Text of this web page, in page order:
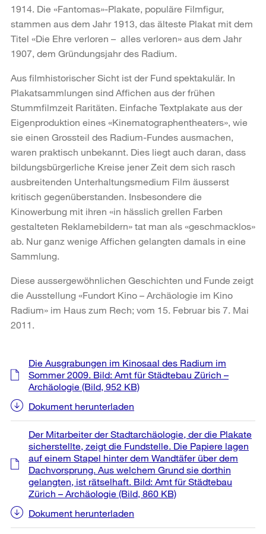
1914. Die «Fantomas»-Plakate, populäre Filmfigur,
stammen aus dem Jahr 1913, das älteste Plakat mit dem
Titel «Die Ehre verloren – alles verloren» aus dem Jahr
1907, dem Gründungsjahr des Radium.
Aus filmhistorischer Sicht ist der Fund spektakulär. In
Plakatsammlungen sind Affichen aus der frühen
Stummfilmzeit Raritäten. Einfache Textplakate aus der
Eigenproduktion eines «Kinematographentheaters», wie
sie einen Grossteil des Radium-Fundes ausmachen,
waren praktisch unbekannt. Dies liegt auch daran, dass
bildungsbürgerliche Kreise jener Zeit dem sich rasch
ausbreitenden Unterhaltungsmedium Film äusserst
kritisch gegenüberstanden. Insbesondere die
Kinowerbung mit ihren «in hässlich grellen Farben
gestalteten Reklamebildern» tat man als «geschmacklos»
ab. Nur ganz wenige Affichen gelangten damals in eine
Sammlung.
Diese aussergewöhnlichen Geschichten und Funde zeigt
die Ausstellung «Fundort Kino – Archäologie im Kino
Radium» im Haus zum Rech; vom 15. Februar bis 7. Mai
2011.
Weitere
Informationen
Die Ausgrabungen im Kinosaal des Radium im
Sommer 2009. Bild: Amt für Städtebau Zürich –
Archäologie (Bild, 952 KB)
Dokument herunterladen
Der Mitarbeiter der Stadtarchäologie, der die Plakate
sicherstellte, zeigt die Fundstelle. Die Papiere lagen
auf einem Stapel hinter dem Wandtäfer über dem
Dachvorsprung. Aus welchem Grund sie dorthin
gelangten, ist rätselhaft. Bild: Amt für Städtebau
Zürich – Archäologie (Bild, 860 KB)
Dokument herunterladen